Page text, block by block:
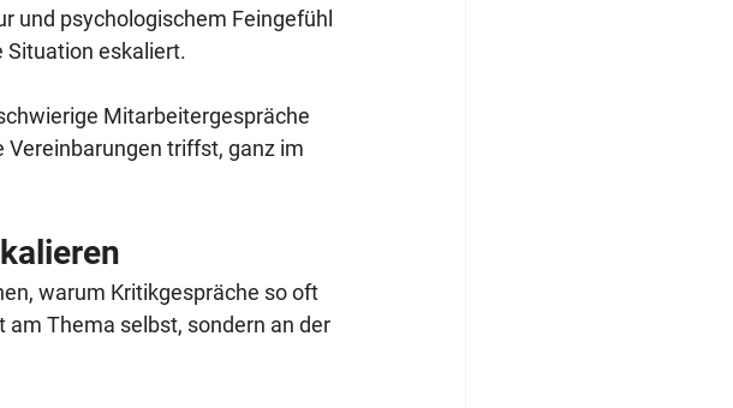
und psychologischem Feingefühl
Situation eskaliert.
Mitarbeitergespräche
triffst, ganz im
warum Kritikgespräche so oft
am Thema selbst, sondern an der